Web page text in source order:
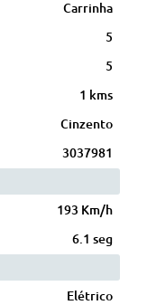
Carrinha
5
5
1 kms
Cinzento
3037981
193 Km/h
6.1 seg
Elétrico